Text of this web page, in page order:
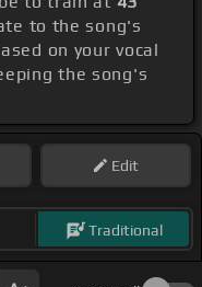
to the song's
on your vocal
the song's
Edit
Traditional